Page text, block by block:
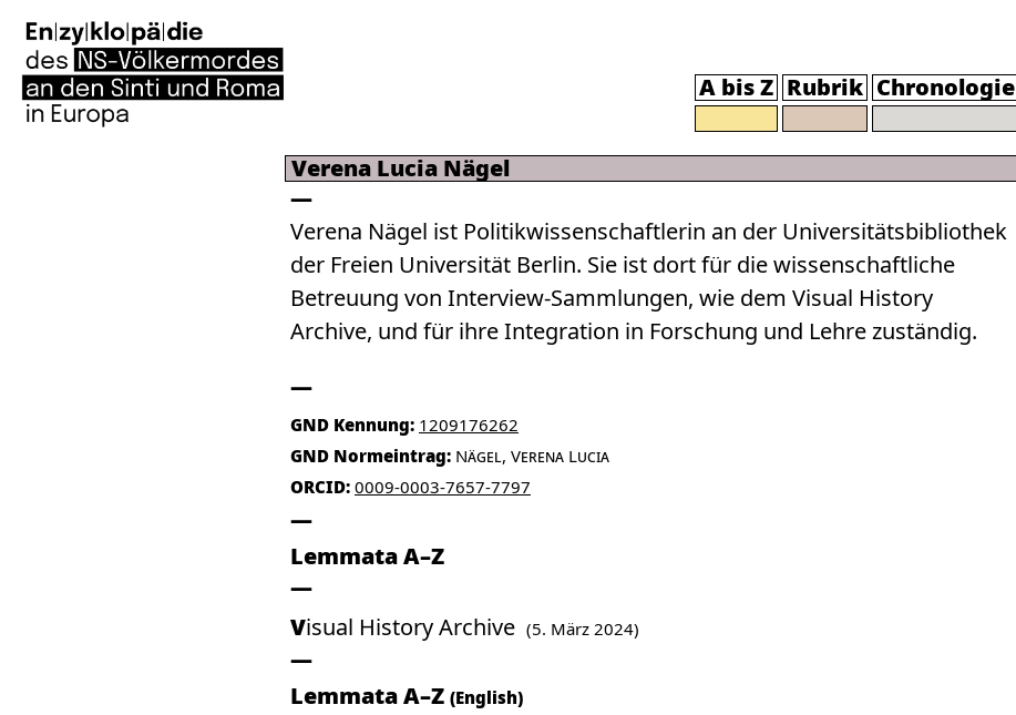
A bis Z Rubrik Chronologie
Verena Lucia Nägel
Verena Nägel ist Politikwissenschaftlerin an der Universitätsbibliothek
der Freien Universität Berlin. Sie ist dort für die wissenschaftliche
Betreuung von Interview-Sammlungen, wie dem Visual History
Archive, und für ihre Integration in Forschung und Lehre zuständig.
GND Kennung: 1209176262
GND Normeintrag: Nägel, Verena Lucia
ORCID: 0009-0003-7657-7797
Lemmata A–Z
Visual History Archive (5. März 2024)
Lemmata A–Z (English)